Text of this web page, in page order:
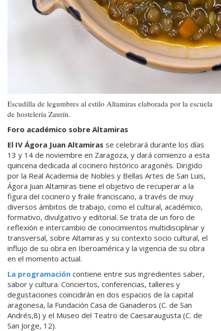
Escudilla de legumbres al estilo Altamiras elaborada por la escuela
de hostelería Zaurín.
Foro académico sobre Altamiras
El IV Ágora Juan Altamiras se celebrará durante los días
13 y 14 de noviembre en Zaragoza, y dará comienzo a esta
quincena dedicada al cocinero histórico aragonés. Dirigido
por la Real Academia de Nobles y Bellas Artes de San Luis,
Ágora Juan Altamiras tiene el objetivo de recuperar a la
figura del cocinero y fraile franciscano, a través de muy
diversos ámbitos de trabajo, como el cultural, académico,
formativo, divulgativo y editorial. Se trata de un foro de
reflexión e intercambio de conocimientos multidisciplinar y
transversal, sobre Altamiras y su contexto socio cultural, el
influjo de su obra en Iberoamérica y la vigencia de su obra
en el momento actual.
La programación contiene entre sus ingredientes saber,
sabor y cultura. Conciertos, conferencias, talleres y
degustaciones coincidirán en dos espacios de la capital
aragonesa, la Fundación Casa de Ganaderos (C. de San
Andrés,8) y el Museo del Teatro de Caesaraugusta (C. de
San Jorge, 12).